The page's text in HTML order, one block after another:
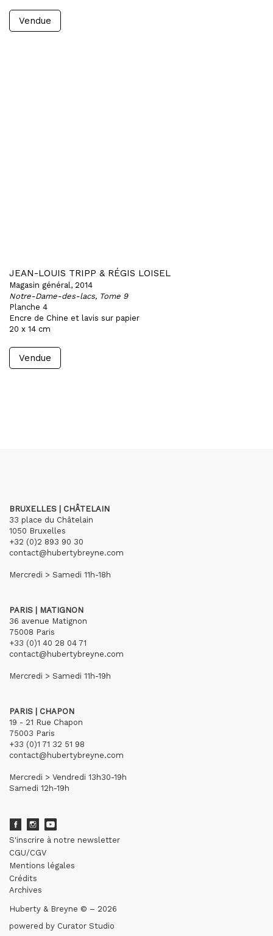
Vendue
JEAN-LOUIS TRIPP & RÉGIS LOISEL
Magasin général, 2014
Notre-Dame-des-lacs, Tome 9
Planche 4
Encre de Chine et lavis sur papier
20 x 14 cm
Vendue
BRUXELLES | CHÂTELAIN
33 place du Châtelain
1050 Bruxelles
+32 (0)2 893 90 30
contact@hubertybreyne.com
Mercredi > Samedi 11h-18h
PARIS | MATIGNON
36 avenue Matignon
75008 Paris
+33 (0)1 40 28 04 71
contact@hubertybreyne.com
Mercredi > Samedi 11h-19h
PARIS | CHAPON
19 - 21 Rue Chapon
75003 Paris
+33 (0)1 71 32 51 98
contact@hubertybreyne.com
Mercredi > Vendredi 13h30-19h
Samedi 12h-19h
S'inscrire à notre newsletter
CGU/CGV
Mentions légales
Crédits
Archives
Huberty & Breyne © – 2026
powered by Curator Studio